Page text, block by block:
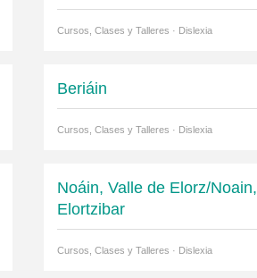
Cursos, Clases y Talleres · Dislexia
Beriáin
Cursos, Clases y Talleres · Dislexia
Noáin, Valle de Elorz/Noain,
Elortzibar
Cursos, Clases y Talleres · Dislexia